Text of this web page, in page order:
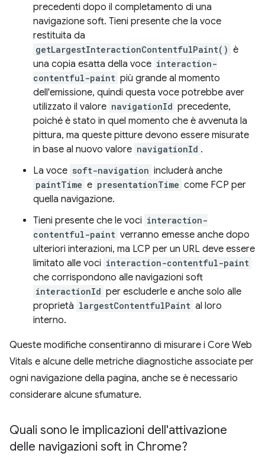
precedenti dopo il completamento di una
navigazione soft. Tieni presente che la voce
restituita da
getLargestInteractionContentfulPaint() è
una copia esatta della voce interaction-
contentful-paint più grande al momento
dell'emissione, quindi questa voce potrebbe aver
utilizzato il valore navigationId precedente,
poiché è stato in quel momento che è avvenuta la
pittura, ma queste pitture devono essere misurate
in base al nuovo valore navigationId .
La voce soft-navigation includerà anche
paintTime e presentationTime come FCP per
quella navigazione.
Tieni presente che le voci interaction-
contentful-paint verranno emesse anche dopo
ulteriori interazioni, ma LCP per un URL deve essere
limitato alle voci interaction-contentful-paint
che corrispondono alle navigazioni soft
interactionId per escluderle e anche solo alle
proprietà largestContentfulPaint al loro
interno.
Queste modifiche consentiranno di misurare i Core Web
Vitals e alcune delle metriche diagnostiche associate per
ogni navigazione della pagina, anche se è necessario
considerare alcune sfumature.
Quali sono le implicazioni dell'attivazione
delle navigazioni soft in Chrome?